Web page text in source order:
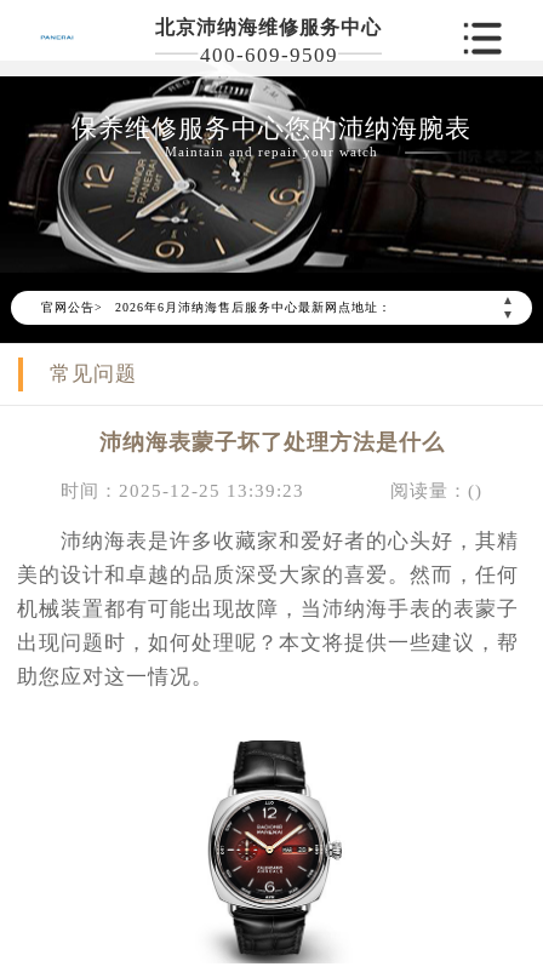
北京沛纳海维修服务中心
400-609-9509
保养维修服务中心您的沛纳海腕表
Maintain and repair your watch
官网公告>
▲
▼
2026年6月沛纳海北京市售后服务网络优化升级公告
2026年6月北京市沛纳海官方售后客户服务热线：400-609-9509
2026年6月沛纳海售后服务中心最新网点地址：
北京市东城区东长安街1号东方广场写字楼W3座6层602室（需提前预约）
常见问题
沛纳海表蒙子坏了处理方法是什么
时间：2025-12-25 13:39:23 阅读量：()
沛纳海表是许多收藏家和爱好者的心头好，其精
美的设计和卓越的品质深受大家的喜爱。然而，任何
机械装置都有可能出现故障，当沛纳海手表的表蒙子
出现问题时，如何处理呢？本文将提供一些建议，帮
助您应对这一情况。